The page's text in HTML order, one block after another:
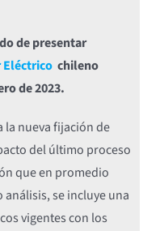
de presentar
Eléctrico chileno
de 2023.
la nueva fijación de
del último proceso
que en promedio
análisis, se incluye una
vigentes con los